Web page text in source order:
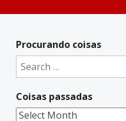
Procurando coisas
Search
for:
Coisas passadas
Coisas